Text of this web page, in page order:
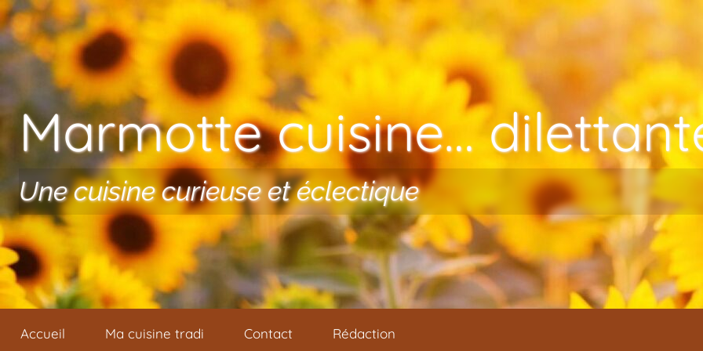
Aller au contenu
Marmotte cuisine…
Une cuisine curieuse et éclectique
Accueil Ma cuisine tradi Contact Rédaction